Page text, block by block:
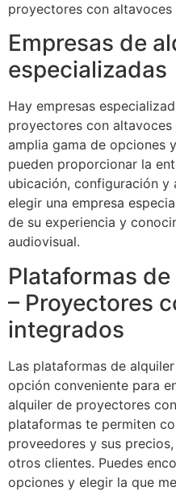
proyectores con altavoces
Empresas de
especializadas
Hay empresas
proyectores con
amplia gama de opciones
pueden proporcionar la
ubicación, configuración y
elegir una empresa
de su experiencia y
audiovisual.
Plataformas
– Proyectores
integrados
Las plataformas de
opción conveniente para
alquiler de proyectores
plataformas te permiten
proveedores y sus
otros clientes. Puedes
opciones y elegir la que